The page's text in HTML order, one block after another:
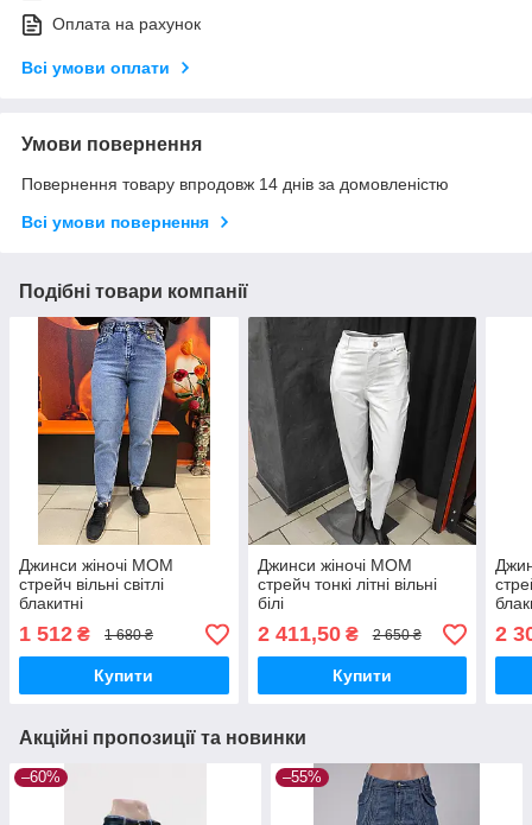
Оплата на рахунок
Всі умови оплати
Умови повернення
Повернення товару впродовж 14 днів за домовленістю
Всі умови повернення
Подібні товари компанії
Джинси жіночі МОМ
стрейч вільні світлі
блакитні
1 512 ₴ 1 680 ₴
Купити
Джинси жіночі МОМ
стрейч тонкі літні вільні
білі
2 411,50₴ 2 650 ₴
Купити
2
Акційні пропозиції та новинки
–60% –55%